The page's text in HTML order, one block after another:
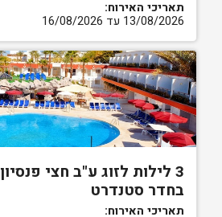
תאריכי האירוח:
13/08/2026 עד 16/08/2026
3 לילות לזוג ע"ב חצי פנסיון
בחדר סטנדרט
תאריכי האירוח: